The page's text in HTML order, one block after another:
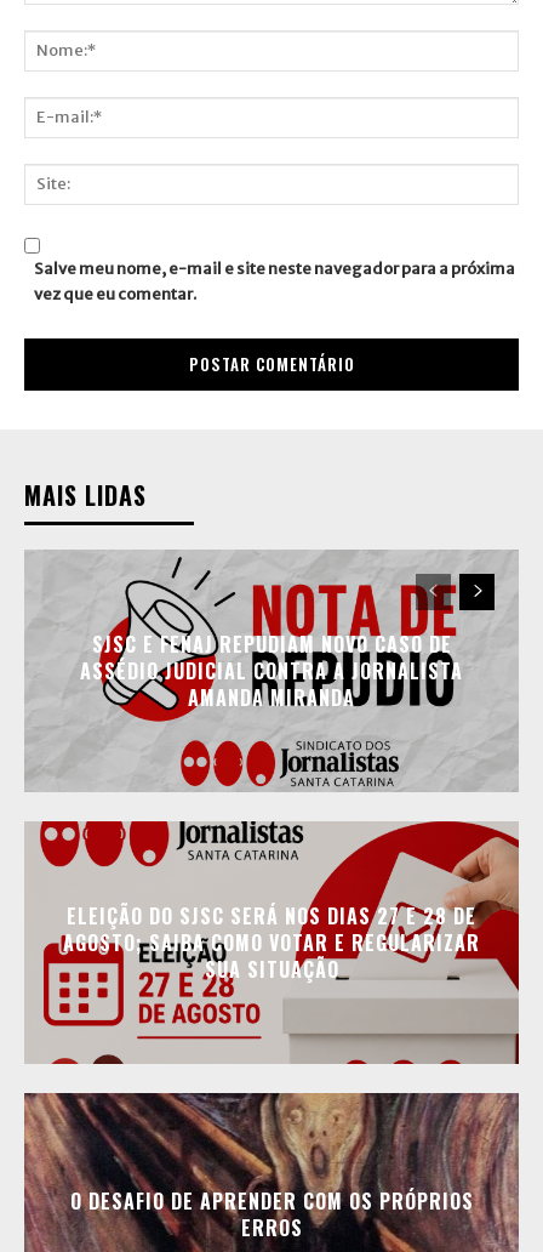
mail:*
Salve meu nome, e-mail e site neste navegador para a próxima
vez que eu comentar.
MAIS LIDAS
SJSC E FENAJ REPUDIAM NOVO CASO DE
ASSÉDIO JUDICIAL CONTRA A JORNALISTA
AMANDA MIRANDA
ELEIÇÃO DO SJSC SERÁ NOS DIAS 27 E 28 DE
AGOSTO; SAIBA COMO VOTAR E REGULARIZAR
SUA SITUAÇÃO
O DESAFIO DE APRENDER COM OS PRÓPRIOS
ERROS